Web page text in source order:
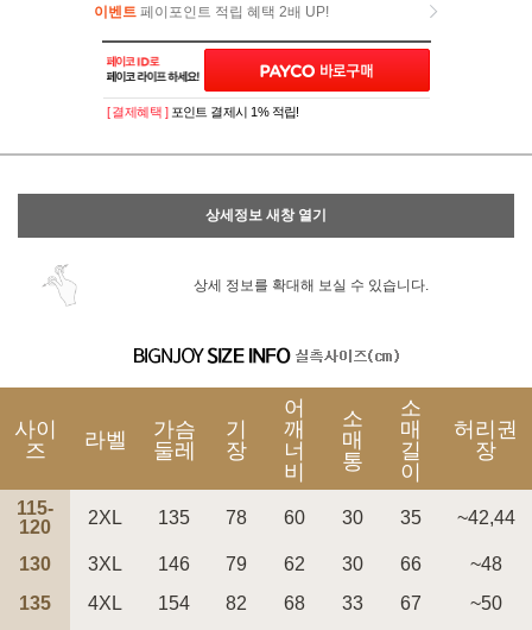
이벤트 페이포인트 적립 혜택 2배 UP!
이벤트페이포인트 적립 혜택 2배 UP!
[ 결제혜택 ] 포인트 결제시 1% 적립!
상세정보 새창 열기
상세 정보를 확대해 보실 수 있습니다.
사이
즈
라벨
가슴
둘레
기
장
어
깨
너
비
소
매
통
소
매
길
이
허리권
장
115-
120
2XL 135 78 60 30 35 ~42,44
130 3XL 146 79 62 30 66
~48
135
4XL 154 82 68 33 67
~50